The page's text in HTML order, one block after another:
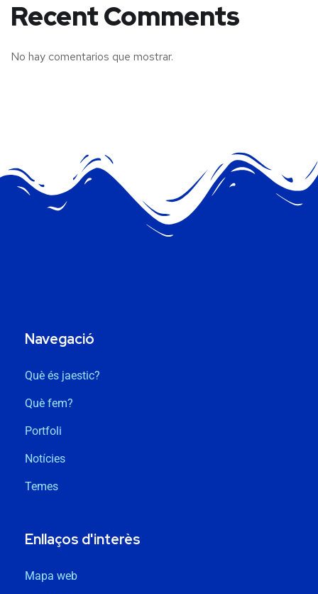
Recent Comments
No hay comentarios que mostrar.
Navegació
Què és jaestic?
Què fem?
Portfoli
Notícies
Temes
Enllaços d'interès
Mapa web